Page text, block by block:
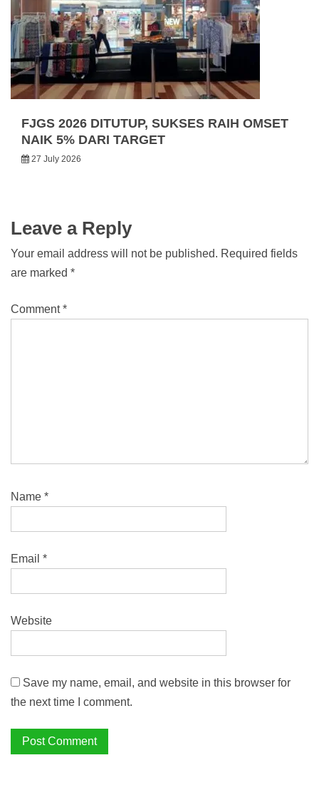
FJGS 2026 DITUTUP, SUKSES RAIH OMSET
NAIK 5% DARI TARGET
27 July 2026
Leave a Reply
Your email address will not be published. Required fields
are marked *
Comment*
Name *
Email *
Website
Save my name, email, and website in this browser for
the next time I comment.